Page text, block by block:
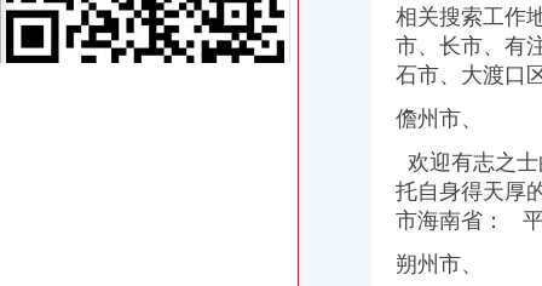
【58同城】申花心理咨询网_心理咨询师_心理咨询中心
渝中区报税公司
【重庆齐齐会计代账公司】-主营：
北京东方汇才国际文化交流有限公司招聘注册代理人_校园招聘
喜讯！8月1日起,主城区的二手房交易税收业务可以网上申请了！-民
权威发布|助推自贸区建设,重庆主城各区大招频出_新闻中心_中国网
【国理政新实践·重庆篇】权威发布|助推自贸区建设,重庆主城各区
相关搜索工作
市、长市、 有
石市、大渡口
儋州市、
欢迎有志之
托自身得天厚
市海南省：
朔州市、